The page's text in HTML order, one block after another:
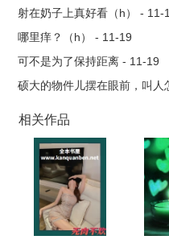
射在奶子上真好看（h） - 11-
哪里痒？（h） - 11-19
可不是为了保持距离 - 11-19
硕大的物件儿摆在眼前，叫
相关作品